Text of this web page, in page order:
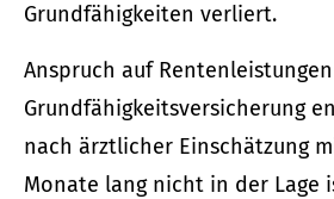
Grundfähigkeiten verliert.
Anspruch auf
Grundfähigkeitsversicherung
nach ärztlicher Einschätzung
Monate lang nicht in der Lage